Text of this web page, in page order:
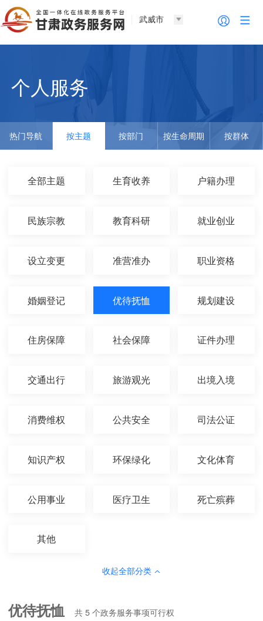
武威市
个人服务
热门导航 按主题 按部门 按生命周期 按群体
全部主题 生育收养 户籍办理
民族宗教 教育科研 就业创业
设立变更 准营准办 职业资格
婚姻登记 优待抚恤 规划建设
住房保障 社会保障 证件办理
交通出行 旅游观光 出境入境
消费维权 公共安全 司法公证
知识产权 环保绿化 文化体育
公用事业 医疗卫生 死亡殡葬
其他
收起全部分类
优待抚恤 共5 个政务服务事项可行权